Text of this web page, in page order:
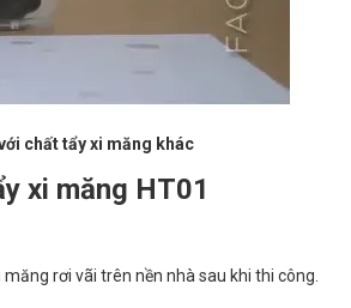
chất tẩy xi măng khác
xi măng HT01
rơi vãi trên nền nhà sau khi thi công.